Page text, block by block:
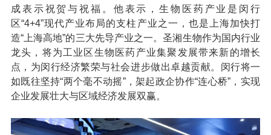
成表示祝贺与祝福。他表示，生物医药产业是闵行
区“4+4”现代产业布局的支柱产业之一，也是上海加快打
造“上海高地”的三大先导产业之一。圣湘生物作为国内行业
龙头，将为工业区生物医药产业集聚发展带来新的增长
点，为闵行经济繁荣与社会进步做出卓越贡献。闵行将一
如既往坚持“两个毫不动摇”，架起政企协作“连心桥”，实现
企业发展壮大与区域经济发展双赢。